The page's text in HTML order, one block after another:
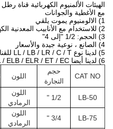
مع الأغطية والجوانات
1) الالومنيوم يموت يلقي
2) للاستخدام مع الأنابيب المعدنية الكهربائية
3) الحجم: 1/2 "إلى 4"
4) الصانع ، نوعية جيدة والأسعار
5) لدينا نوع LL / LB / LR / C / T للقناة IMC / RMC
6) لدينا أيضا ELL / ELB / ELR / ET / EC لقناة emt
CAT NO
حجم
التجارة
اللون
LB-50
1/2 "
اللون
الرمادي
LB-75
3/4 "
اللون
الرمادي